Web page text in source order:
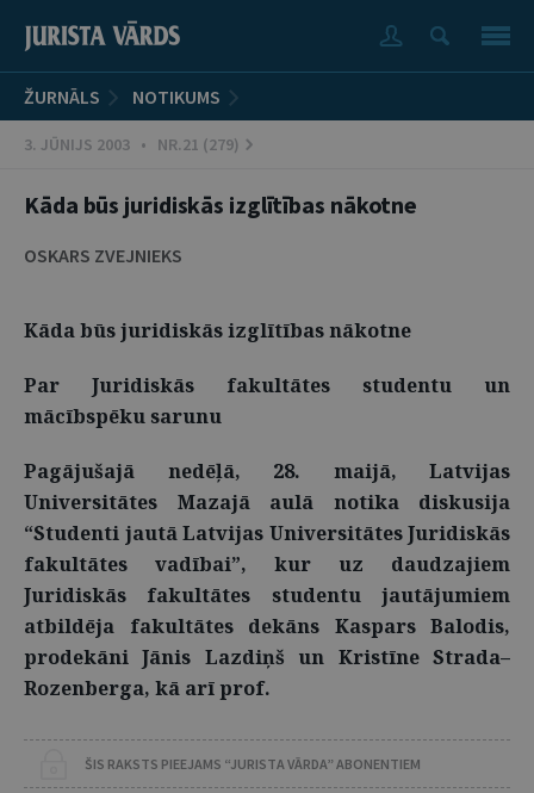
ŽURNĀLS NOTIKUMS
3. JŪNIJS 2003 • NR.21 (279)
Kāda būs juridiskās izglītības nākotne
OSKARS ZVEJNIEKS
Kāda būs juridiskās izglītības nākotne
Par Juridiskās fakultātes studentu un
mācībspēku sarunu
Pagājušajā nedēļā, 28. maijā, Latvijas
Universitātes Mazajā aulā notika diskusija
“Studenti jautā Latvijas Universitātes Juridiskās
fakultātes vadībai”, kur uz daudzajiem
Juridiskās fakultātes studentu jautājumiem
atbildēja fakultātes dekāns Kaspars Balodis,
prodekāni Jānis Lazdiņš un Kristīne Strada–
Rozenberga, kā arī prof.
ŠIS RAKSTS PIEEJAMS “JURISTA VĀRDA” ABONENTIEM